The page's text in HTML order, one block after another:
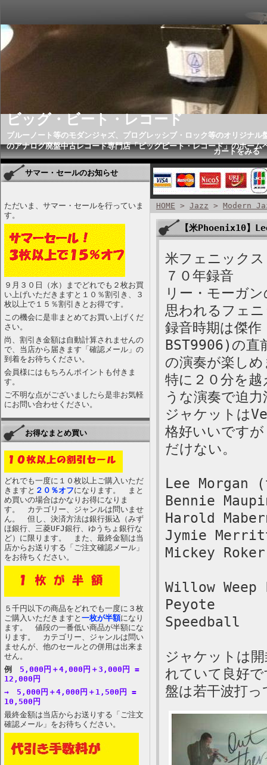
ビッグ・ビート・レコード
ブルーノート等のモダンジャズ、プログレッシブ・ロック等のオリジナル
のアナログ廃盤中古レコード専門店「ビッグビート・レコード」のホーム
カートをみる
サマー・セールのお知らせ
ただいま、サマー・セールを行っていま
す。
９月３０日（水）までどれでも２枚お買
い上げいただきますと１０％割引き、３
枚以上で１５％割引きとお得です。
この機会に是非まとめてお買い上げくだ
さい。
尚、割引き金額は自動計算されませんの
で、当店から届きます「確認メール」の
到着をお待ちください。
会員様にはもちろんポイントも付きま
す。
ご不明な点がございましたら是非お気軽
にお問い合わせください。
お得なまとめ買い
どれでも一度に１０枚以上ご購入いただ
きますと ２０％オフになります。 まと
め買いの場合はかなりお得になりま
す。 カテゴリー、ジャンルは問いませ
ん。 但し、決済方法は銀行振込（みず
ほ銀行、三菱UFJ銀行、ゆうちょ銀行な
ど）に限ります。 また、最終金額は当
店からお送りする「ご注文確認メール」
をお待ちください。
５千円以下の商品をどれでも一度に３枚
ご購入いただきますと 一枚が半額になり
ます。 値段の一番低い商品が半額にな
ります。 カテゴリー、ジャンルは問い
ませんが、他のセールとの併用は出来ま
せん。
例
5,000円＋4,000円＋3,000円 =
12,000円
→ 5,000円＋4,000円＋1,500円 =
10,500円
最終金額は当店からお送りする「ご注文
確認メール」をお待ちください。
HOME > Jazz > Modern
【米Phoenix10】
米フェニック
７０年録音
リー・モーガ
思われるフェ
録音時期は
BST9906)の直
の演奏が楽し
特に２０分を
うな演奏で迫力
ジャケットは
格好いいです
だけない。
Lee Morgan
Bennie
Harold
Jymie
Mickey
Willow Weep
Peyote
Speedball
ジャケットは
れていて良好
盤は若干波打